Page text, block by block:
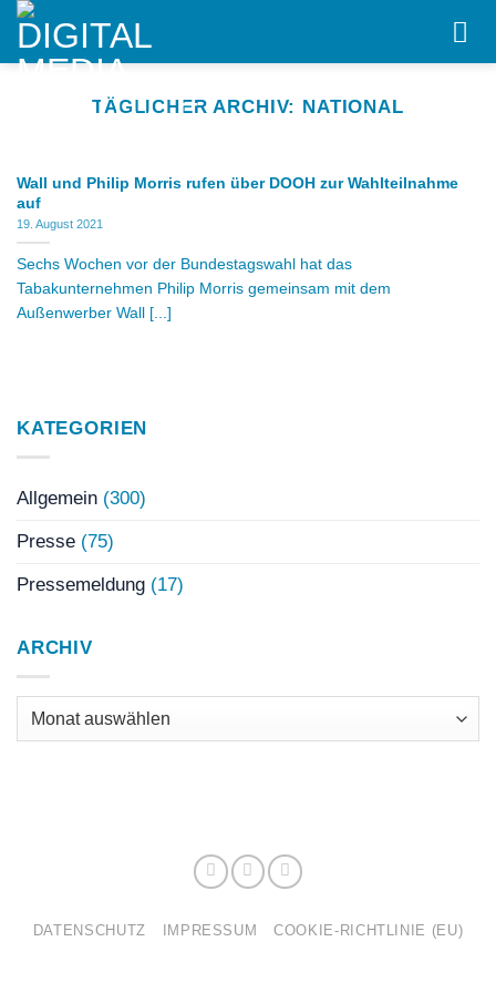
Skip
content
TÄGLICHER ARCHIV: NATIONAL
Wall und Philip Morris rufen über DOOH zur Wahlteilnahme
auf
19. August 2021
Sechs Wochen vor der Bundestagswahl hat das
Tabakunternehmen Philip Morris gemeinsam mit dem
Außenwerber Wall [...]
KATEGORIEN
Allgemein (300)
Presse (75)
Pressemeldung (17)
ARCHIV
Archiv
DATENSCHUTZ IMPRESSUM COOKIE-RICHTLINIE (EU)